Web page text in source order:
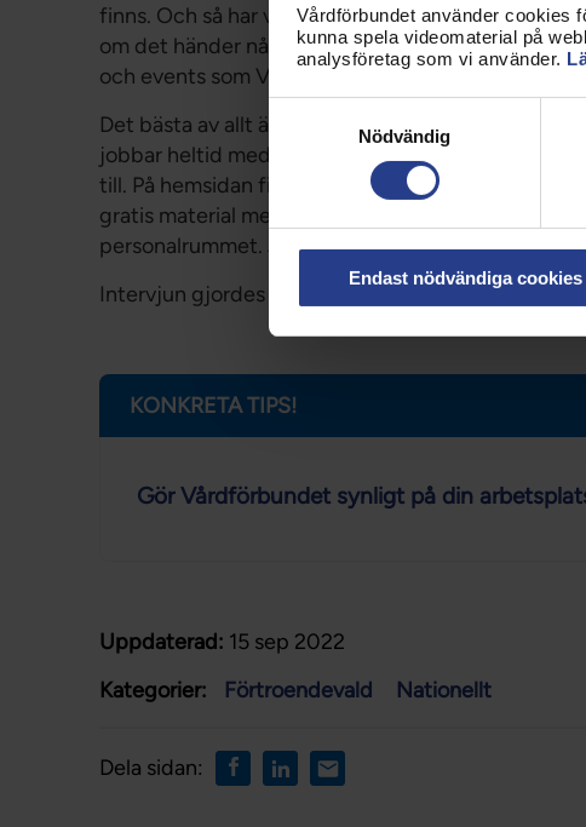
Vårdförbundet använder cookies
kunna spela videomaterial på
analysföretag som vi använder.
Nödvändig
Endast nödvändiga cookies
finns. Och så har vi medlemsmöten regelbundet.
om det händer något akut som vi behöver
och events som Vårdförbundet ordnar.
Det bästa av allt är att jag inte står själv. Det finns
jobbar heltid med fackliga frågor. Det är bara att
till. På hemsidan finns det massor med
gratis material med ännu mer information som
personalrummet. Jag behöver liksom inte
Intervjun gjordes i Stockholm under våren 2013.
KONKRETA TIPS!
Gör Vårdförbundet synligt på din
Uppdaterad: 15 sep 2022
Kategorier:
Förtroendevald Nationellt
Dela sidan: